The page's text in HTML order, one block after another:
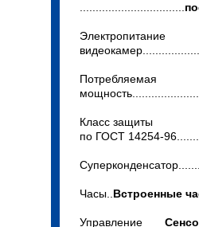
Электропитание
Потребляемая
Класс защиты
по ГОСТ 14254-
Часы.. Встроенные
Управление